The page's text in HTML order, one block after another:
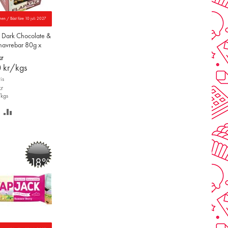
/ Bäst före 10 juli 2027
Dark Chocolate &
80g x
kr/kgs
JÄMFÖR
-18%